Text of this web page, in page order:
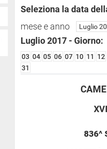
Seleziona la data
mese e anno
Luglio 2017 - Giorno:
03 04 05 06 07 10 11 12
31
836^